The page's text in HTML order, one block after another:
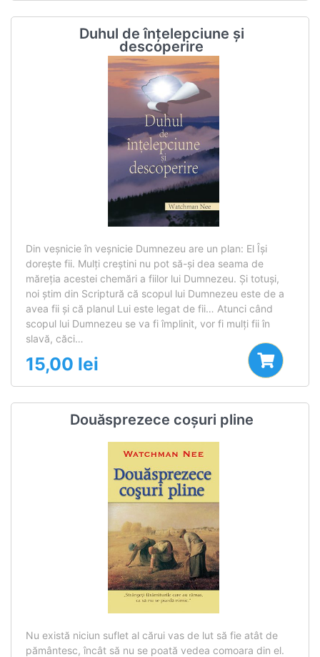
Duhul de înțelepciune și
descoperire
Din veşnicie în veşnicie Dumnezeu are un plan: El Îşi
doreşte fii. Mulţi creştini nu pot să-şi dea seama de
măreţia acestei chemări a fiilor lui Dumnezeu. Şi totuşi,
noi ştim din Scriptură că scopul lui Dumnezeu este de a
avea fii şi că planul Lui este legat de fii… Atunci când
scopul lui Dumnezeu se va fi împlinit, vor fi mulţi fii în
slavă, căci…
15,00 lei
Douăsprezece coșuri pline
Nu există niciun suflet al cărui vas de lut să fie atât de
pământesc, încât să nu se poată vedea comoara din el.